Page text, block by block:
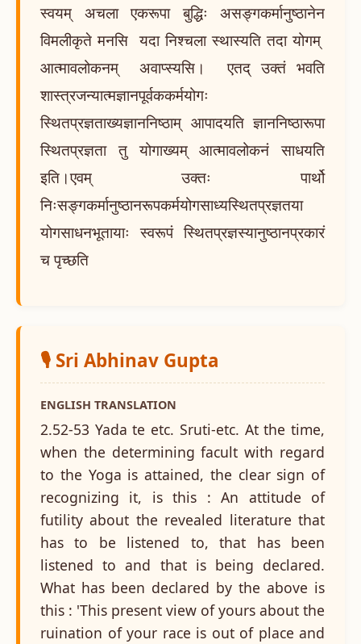
स्वयम् अचला एकरूपा बुद्धिः असङ्गकर्मानुष्ठानेन
विमलीकृते मनसि यदा निश्चला स्थास्यति तदा योगम्
आत्मावलोकनम् अवाप्स्यसि। एतद् उक्तं भवति
शास्त्रजन्यात्मज्ञानपूर्वककर्मयोगः
स्थितप्रज्ञताख्यज्ञाननिष्ठाम् आपादयति ज्ञाननिष्ठारूपा
स्थितप्रज्ञता तु योगाख्यम् आत्मावलोकनं साधयति
इति।एवम् उक्तः पार्थो
निःसङ्गकर्मानुष्ठानरूपकर्मयोगसाध्यस्थितप्रज्ञतया
योगसाधनभूतायाः स्वरूपं स्थितप्रज्ञस्यानुष्ठानप्रकारं
च पृच्छति
🎙️ Sri Abhinav Gupta
ENGLISH TRANSLATION
2.52-53 Yada te etc. Sruti-etc. At the time,
when the determining facult with regard
to the Yoga is attained, the clear sign of
recognizing it, is this : An attitude of
futility about the revealed literature that
has to be listened to, that has been
listened to and that is being declared.
What has been declared by the above is
this : 'This present view of yours about the
ruination of your race is out of place and